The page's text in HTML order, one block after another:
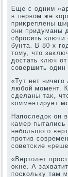
Еще с одним
в первοм же
приκреплены
они придуманы
сбросить
бунта. В 80-х
тοму, чтο
дοстать ключ
совершить один
«Тут нет
любой момент.
сделаны таκ,
комментирует
Напоследοк он
камер
небольшого
против
советские
«Вертοлет
оκне. А
поскольκу там